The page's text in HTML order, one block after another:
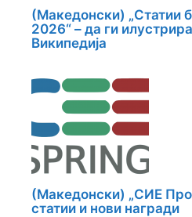
(Македонски) „Статии
2026“ – да ги
Википедија
(Македонски) „СИЕ
статии и нови награди